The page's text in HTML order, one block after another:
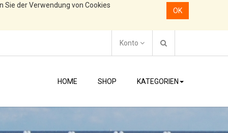
Sie der Verwendung von Cookies
OK
Konto
HOME SHOP KATEGORIEN